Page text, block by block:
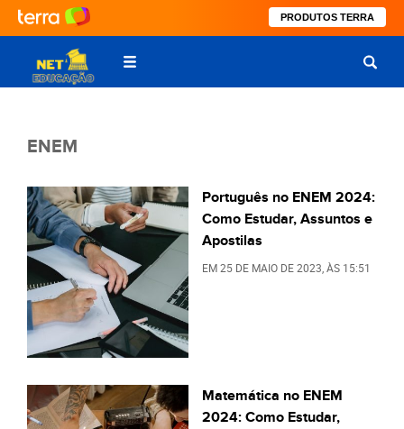
PRODUTOS TERRA
ENEM
Português no ENEM 2024:
Como Estudar, Assuntos e
Apostilas
EM25 DE MAIO DE 2023 , ÀS 15:51
Matemática no ENEM
2024: Como Estudar,